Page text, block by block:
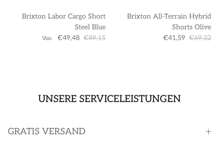
Brixton Labor Cargo Short
Steel Blue
Von €49,48 €89,15
Brixton All-Terrain Hybrid
Shorts Olive
€41,59 €69,32
UNSERE SERVICELEISTUNGEN
GRATIS VERSAND